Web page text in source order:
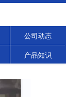
公司动态
产品知识